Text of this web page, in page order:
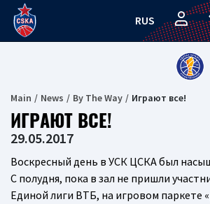
RUS
Main News By The Way Играют все!
ИГРАЮТ ВСЕ!
29.05.2017
Воскресный день в УСК ЦСКА был
С полудня, пока в зал не пришли
Единой лиги ВТБ, на игровом паркете